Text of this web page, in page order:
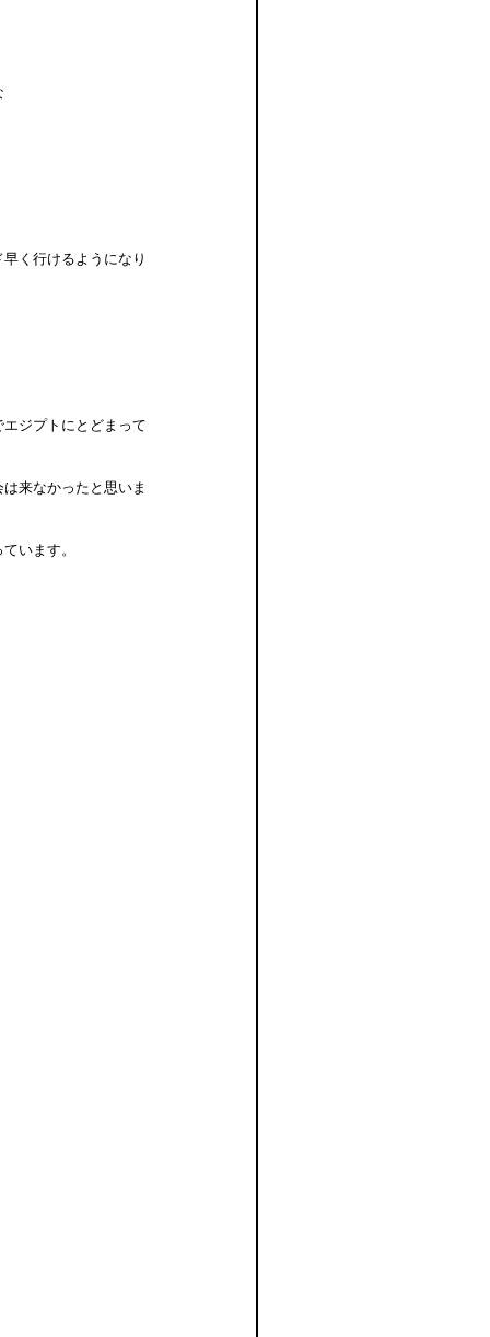
く行けるようになり
ジプトにとどまって
来なかったと思いま
います。